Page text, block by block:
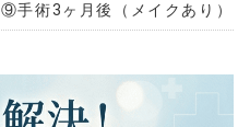
⑨手術3ヶ月後（メイクあり）